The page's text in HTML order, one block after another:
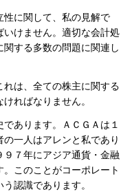
に関して、私の見解で
いけません。適切な会計処
する多数の問題に関連し
は、全ての株主に関する
ればなりません。
あります。ＡＣＧＡは１
一人はアレンと私であり
９７年にアジア通貨・金融
このことがコーポレート
認識であります。